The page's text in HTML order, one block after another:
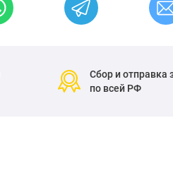
Сбор и отправка
по всей РФ